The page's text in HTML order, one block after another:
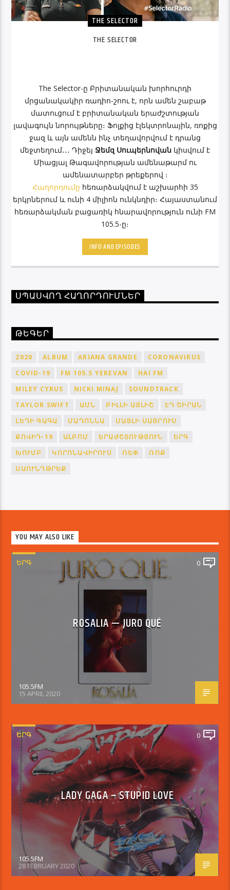
THE SELECTOR
THE SELECTOR
The Selector-ը Բրիտանական խորհուրդի
մրցանակակիր ռադիո-շոու է, որն ամեն շաբաթ
մատուցում է բրիտանական երաժշտության
լավագույն նորույթները։ Ֆոլքից էլեկտրոնային, ռոքից
ջազ և այն ամենն ինչ տեղավորվում է դրանց
մեջտեղում․․․ Դիջեյ Ջեմզ Սուպերնովան կիսվում է
Միացյալ Թագավորության ամենաթարմ ու
ամենատարբեր թրեքերով ։
Հաղորդումը հեռարձակվում է աշխարհի 35
երկրներում և ունի 4 միլիոն ունկնդիր։ Հայաստանում
հեռարձակման բացառիկ հնարավորություն ունի FM
105.5-ը։
INFO AND EPISODES
ՍՊԱՍՎՈՂ ՀԱՂՈՐԴՈՒՄՆԵՐ
ԹԵԳԵՐ
2020 ALBUM ARIANA GRANDE
CORONAVIRUS
COVID-19
FM 105.5 YEREVAN
HAI FM
MILEY CYRUS
NICKI MINAJ
SOUNDTRACK
TAYLOR SWIFT
ԱՄՆ ԲԻԼԼԻ ԱՅԼԻՇ
ԷԴ ՇԻՐԱՆ
ԼԵԴԻ ԳԱԳԱ
ՄԱԴՈՆՆԱ
ՄԱՅԼԻ ՍԱՅՐՈՒՍ
ՔՈՎԻԴ-19
ԱԼԲՈՄ ԵՐԱԺՇՏՈՒԹՅՈՒՆ
ԵՐԳ
ԽՈՒՄԲ
ԿՈՐՈՆԱՎԻՐՈՒՍ ՌԵՓ
ՌՈՔ
ՍԱՈՒՆԴԹՐԵՔ
YOU MAY ALSO LIKE
ԵՐԳ 0
ROSALIA — JURO QUÉ
105.5FM
15 APRIL 2020
ԵՐԳ 0
LADY GAGA – STUPID LOVE
105.5FM
28 FEBRUARY 2020